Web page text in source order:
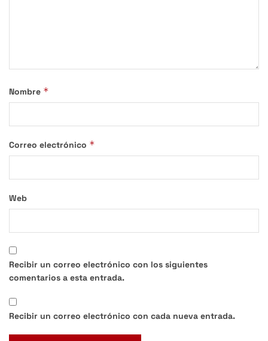
Nombre *
Correo electrónico *
Web
Recibir un correo electrónico con los siguientes
comentarios a esta entrada.
Recibir un correo electrónico con cada nueva entrada.